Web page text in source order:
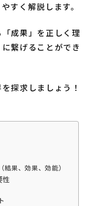
すく解説します。
成果」を正しく理
繋げることができ
探求しましょう！
果、効果、効能）
性